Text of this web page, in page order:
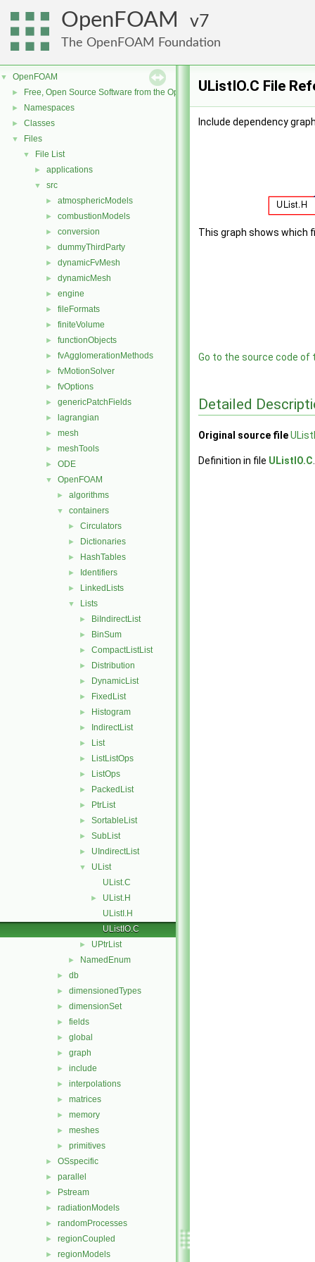
OpenFOAM 7
The OpenFOAM Foundation
▼ OpenFOAM
► Free, Open Source Software from the OpenFOAM Foundation
► Namespaces
► Classes
▼ Files
▼ File List
► applications
▼ src
► atmosphericModels
► combustionModels
► conversion
► dummyThirdParty
► dynamicFvMesh
► dynamicMesh
► engine
► fileFormats
► finiteVolume
► functionObjects
► fvAgglomerationMethods
► fvMotionSolver
► fvOptions
► genericPatchFields
► lagrangian
► mesh
► meshTools
► ODE
▼ OpenFOAM
► algorithms
▼ containers
► Circulators
► Dictionaries
► HashTables
► Identifiers
► LinkedLists
▼ Lists
► BiIndirectList
► BinSum
► CompactListList
► Distribution
► DynamicList
► FixedList
► Histogram
► IndirectList
► List
► ListListOps
► ListOps
► PackedList
► PtrList
► SortableList
► SubList
► UIndirectList
▼
UList
UList.C
►
UList.H
UListI.H
UListIO.C
► UPtrList
► NamedEnum
► db
► dimensionedTypes
► dimensionSet
► fields
► global
► graph
► include
► interpolations
► matrices
► memory
► meshes
► primitives
► OSspecific
► parallel
► Pstream
► radiationModels
► randomProcesses
► regionCoupled
► regionModels
UListIO.C File
Include dependency
This graph shows which
Go to the source code of
Detailed
Original source file
Definition in file UListIO.C